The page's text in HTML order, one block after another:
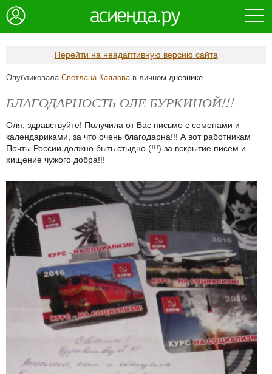
Перейти на неадаптивную версию сайта
Опубликовала Светлана Каяловав личном дневнике
БЛАГОДАРНОСТЬ ОЛЕ БУРКИНОЙ!!!
Оля, здравствуйте! Получила от Вас письмо с семенами и
календариками, за что очень благодарна!!! А вот работникам
Почты России должно быть стыдно (!!!) за вскрытие писем и
хищение чужого добра!!!